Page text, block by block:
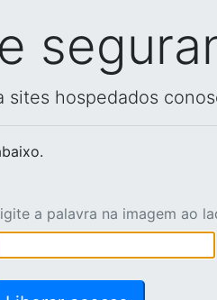
sites hospedados
a palavra na imagem ao